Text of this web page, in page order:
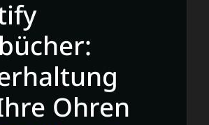
Ohren